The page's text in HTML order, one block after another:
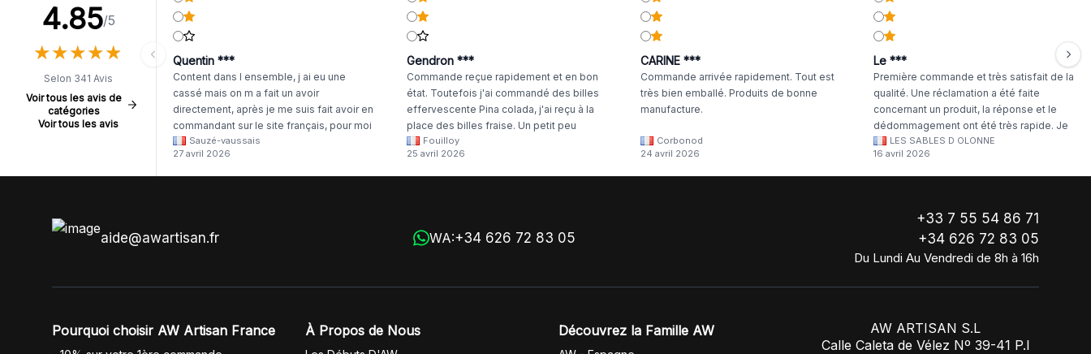
4.85/5
★★★★★
★★★★★
Selon 341 Avis
Voir tous les avis de
catégories
Voir tous les avis
Quentin ***
Content dans l ensemble, j ai eu une
cassé mais on m a fait un avoir
directement, après je me suis fait avoir en
commandant sur le site français, pour moi
il était évident que les produits était de la
même langue mais raté tout est en
anglais.
Sauzé-vaussais
27 avril 2026
Gendron ***
Commande reçue rapidement et en bon
état. Toutefois j'ai commandé des billes
effervescente Pina colada, j'ai reçu à la
place des billes fraise. Un petit peu
dommage
Fouilloy
25 avril 2026
CARINE ***
Commande arrivée rapidement. Tout est
très bien emballé. Produits de bonne
manufacture.
Corbonod
24 avril 2026
Le ***
Première commande et très satisfait de la
qualité. Une réclamation a été faite
concernant un produit, la réponse et le
dédommagement ont été très rapide. Je
continuerai à commander chez WA Artisan
!
LES SABLES D OLONNE
16 avril 2026
aide@awartisan.fr WA:+34 626 72 83 05
+33 7 55 54 86 71
+34 626 72 83 05
Du Lundi Au Vendredi de 8h à 16h
Pourquoi choisir AW Artisan France À Propos de Nous Découvrez la Famille AW
AW ARTISAN S.L
Calle Caleta de Vélez Nº 39-41 P.I